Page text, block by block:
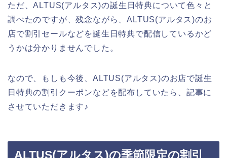
ただ、ALTUS(アルタス)の誕生日特典について色々と
調べたのですが、残念ながら、ALTUS(アルタス)のお
店で割引セールなどを誕生日特典で配信しているかど
うかは分かりませんでした。
なので、もしも今後、ALTUS(アルタス)のお店で誕生
日特典の割引クーポンなどを配布していたら、記事に
させていただきます♪
ALTUS(アルタス)の季節限定の割引